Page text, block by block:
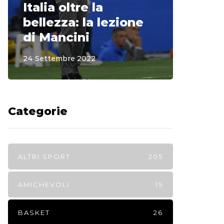
Italia oltre la
bellezza: la lezione
di Mancini
24 Settembre 2022
Categorie
ALTRI SPORT 205
AMICHEVOLI 15
BASKET 26